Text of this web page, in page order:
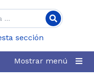
sección
Mostrar menú